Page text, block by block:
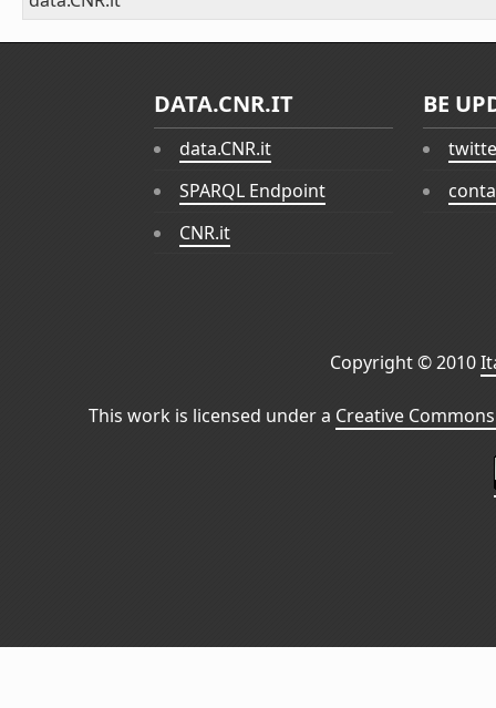
DATA.CNR.IT
data.CNR.it
SPARQL Endpoint
CNR.it
BE
Copyright © 2010
This work is licensed under a Creative